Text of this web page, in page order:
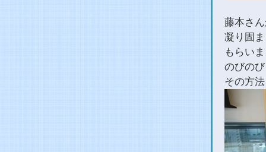
藤本さ
凝り固
もらい
のびの
その方